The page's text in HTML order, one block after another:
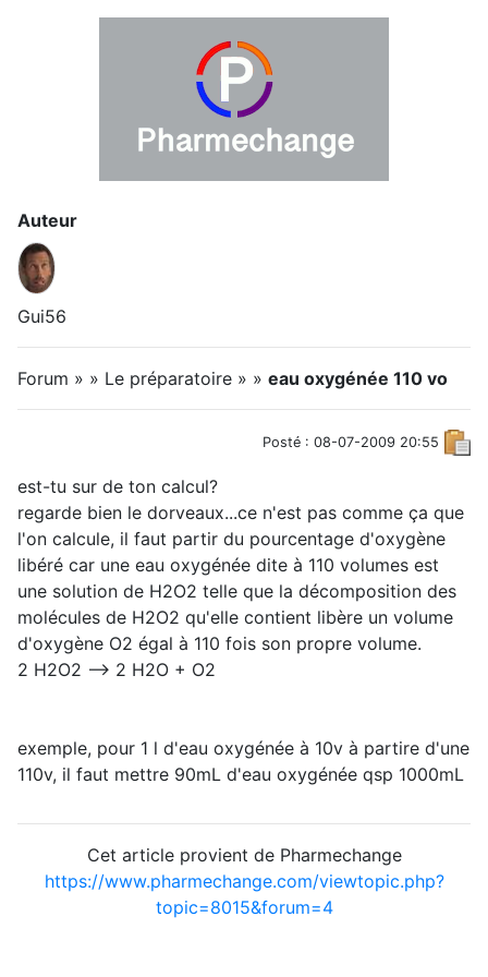
Auteur
Gui56
Forum » » Le préparatoire » » eau oxygénée 110 vo
Posté : 08-07-2009 20:55
est-tu sur de ton calcul?
regarde bien le dorveaux...ce n'est pas comme ça que
l'on calcule, il faut partir du pourcentage d'oxygène
libéré car une eau oxygénée dite à 110 volumes est
une solution de H2O2 telle que la décomposition des
molécules de H2O2 qu'elle contient libère un volume
d'oxygène O2 égal à 110 fois son propre volume.
2 H2O2 --> 2 H2O + O2
exemple, pour 1 l d'eau oxygénée à 10v à partire d'une
110v, il faut mettre 90mL d'eau oxygénée qsp 1000mL
Cet article provient de Pharmechange
https://www.pharmechange.com/viewtopic.php?
topic=8015&forum=4